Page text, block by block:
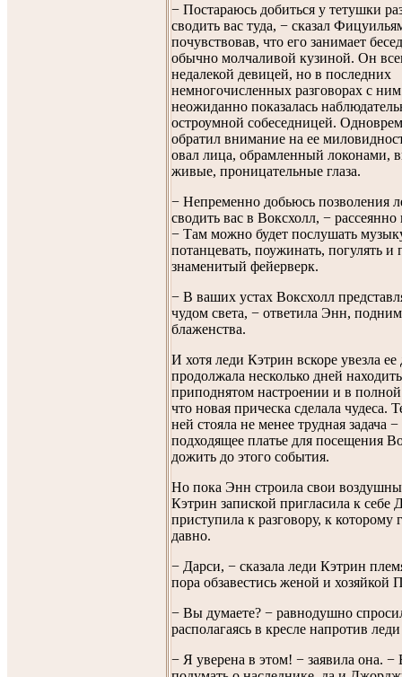
− Постараюсь добиться у тетушки
сводить вас туда, − сказал
почувствовав, что его занимает
обычно молчаливой кузиной. Он
недалекой девицей, но в последних
немногочисленных разговорах с
неожиданно показалась
остроумной собеседницей.
обратил внимание на ее
овал лица, обрамленный локонами,
живые, проницательные глаза.
− Непременно добьюсь позволения
сводить вас в Воксхолл, −
− Там можно будет послушать
потанцевать, поужинать, погулять и
знаменитый фейерверк.
− В ваших устах Воксхолл
чудом света, − ответила Энн,
блаженства.
И хотя леди Кэтрин вскоре увезла
продолжала несколько дней
приподнятом настроении и в
что новая прическа сделала чудеса.
ней стояла не менее трудная задача
подходящее платье для посещения
дожить до этого события.
Но пока Энн строила свои
Кэтрин запиской пригласила к себе
приступила к разговору, к которому
давно.
− Дарси, − сказала леди Кэтрин
пора обзавестись женой и хозяйкой
− Вы думаете? − равнодушно
располагаясь в кресле напротив
− Я уверена в этом! − заявила она. −